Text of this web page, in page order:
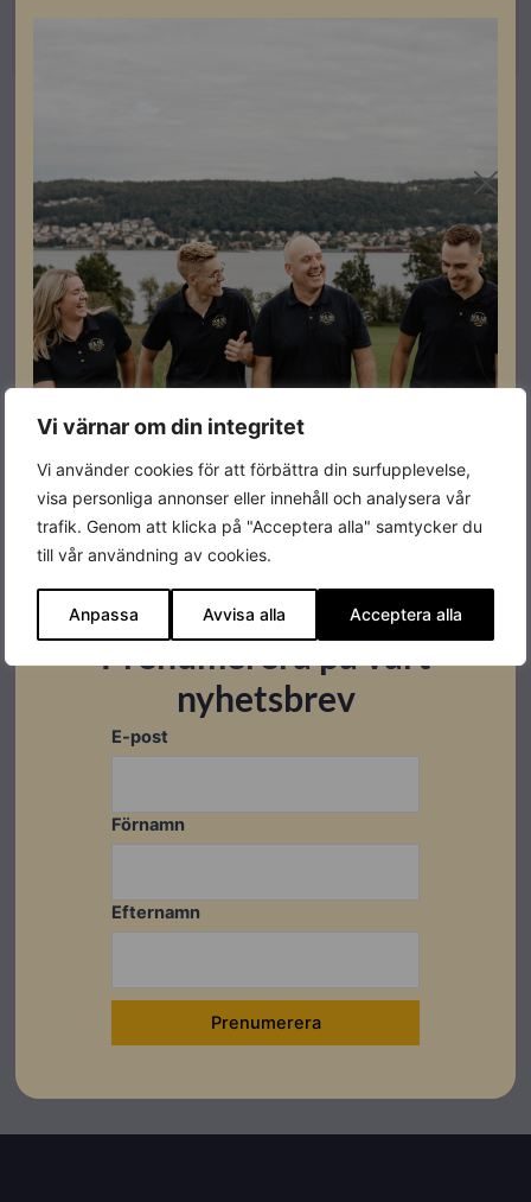
Vi värnar om din integritet
Vi använder cookies för att förbättra din surfupplevelse,
visa personliga annonser eller innehåll och analysera vår
trafik. Genom att klicka på "Acceptera alla" samtycker du
till vår användning av cookies.
Anpassa Avvisa alla Acceptera alla
Prenumerera på vårt
nyhetsbrev
E-post
Förnamn
Efternamn